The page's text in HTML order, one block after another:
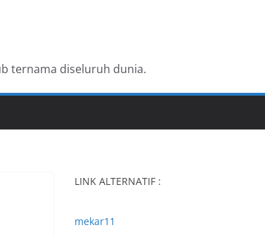
ternama diseluruh dunia.
LINK ALTERNATIF :
mekar11